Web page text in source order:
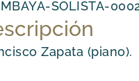
SOLISTA-
Zapata (piano).